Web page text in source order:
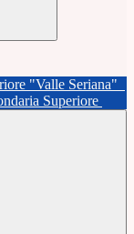
Superiore